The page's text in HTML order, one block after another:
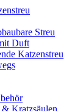
Streu
Duft
Katzenstreu
Kratzsäulen